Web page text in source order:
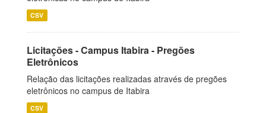
CSV
Licitações - Campus Itabira - Pregões
Eletrônicos
Relação das licitações realizadas através de pregões
eletrônicos no campus de Itabira
CSV